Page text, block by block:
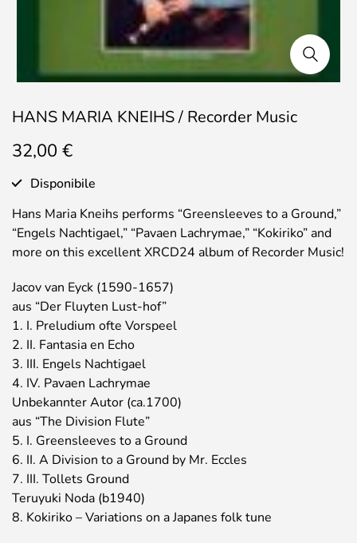
HANS MARIA KNEIHS / Recorder Music
32,00 €
Disponibile
Hans Maria Kneihs performs “Greensleeves to a Ground,”
“Engels Nachtigael,” “Pavaen Lachrymae,” “Kokiriko” and
more on this excellent XRCD24 album of Recorder Music!
Jacov van Eyck (1590-1657)
aus “Der Fluyten Lust-hof”
1. I. Preludium ofte Vorspeel
2. II. Fantasia en Echo
3. III. Engels Nachtigael
4. IV. Pavaen Lachrymae
Unbekannter Autor (ca.1700)
aus “The Division Flute”
5. I. Greensleeves to a Ground
6. II. A Division to a Ground by Mr. Eccles
7. III. Tollets Ground
Teruyuki Noda (b1940)
8. Kokiriko – Variations on a Japanes folk tune